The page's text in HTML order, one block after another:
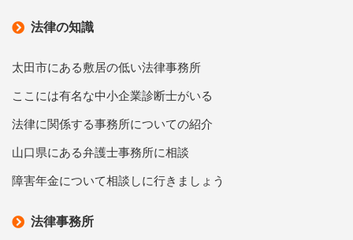
法律の知識
太田市にある敷居の低い法律事務所
ここには有名な中小企業診断士がいる
法律に関係する事務所についての紹介
山口県にある弁護士事務所に相談
障害年金について相談しに行きましょう
法律事務所